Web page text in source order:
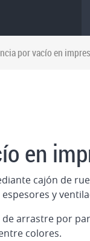
por vacío en
en
cajón de
y
arrastre por
colores.